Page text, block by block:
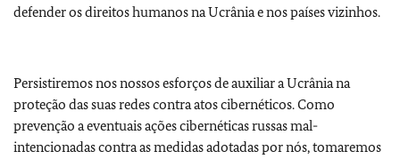
defender os direitos humanos na Ucrânia e nos países vizinhos.
Persistiremos nos nossos esforços de auxiliar a Ucrânia na
proteção das suas redes contra atos cibernéticos. Como
prevenção a eventuais ações cibernéticas russas mal-
intencionadas contra as medidas adotadas por nós, tomaremos